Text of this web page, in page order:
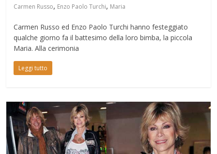
Carmen Russo, Enzo Paolo Turchi, Maria
Carmen Russo ed Enzo Paolo Turchi hanno festeggiato
qualche giorno fa il battesimo della loro bimba, la piccola
Maria. Alla cerimonia
Leggi tutto